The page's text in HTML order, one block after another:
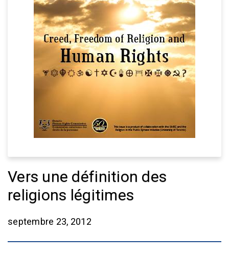
Vers une définition des
religions légitimes
septembre 23, 2012